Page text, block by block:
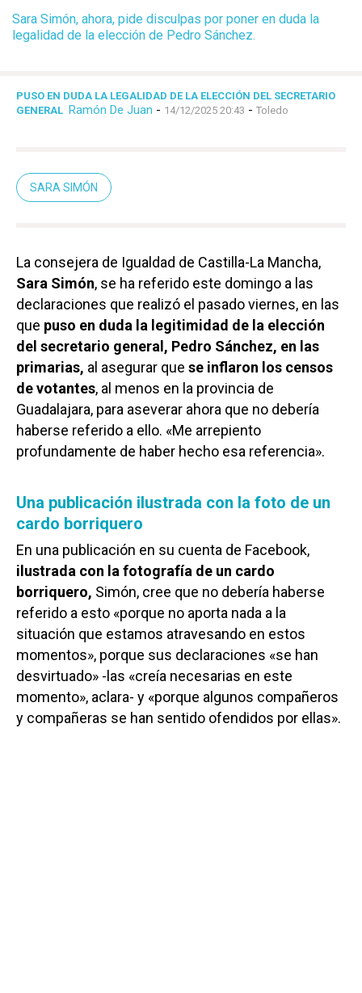
Sara Simón, ahora, pide disculpas por poner en duda la
legalidad de la elección de Pedro Sánchez.
PUSO EN DUDA LA LEGALIDAD DE LA ELECCIÓN DEL SECRETARIO
GENERAL Ramón De Juan - 14/12/2025 20:43 - Toledo
SARA SIMÓN
La consejera de Igualdad de Castilla-La Mancha,
Sara Simón, se ha referido este domingo a las
declaraciones que realizó el pasado viernes, en las
que puso en duda la legitimidad de la elección
del secretario general, Pedro Sánchez, en las
primarias, al asegurar que se inflaron los censos
de votantes, al menos en la provincia de
Guadalajara, para aseverar ahora que no debería
haberse referido a ello. «Me arrepiento
profundamente de haber hecho esa referencia».
Una publicación ilustrada con la foto de un
cardo borriquero
En una publicación en su cuenta de Facebook,
ilustrada con la fotografía de un cardo
borriquero, Simón, cree que no debería haberse
referido a esto «porque no aporta nada a la
situación que estamos atravesando en estos
momentos», porque sus declaraciones «se han
desvirtuado» -las «creía necesarias en este
momento», aclara- y «porque algunos compañeros
y compañeras se han sentido ofendidos por ellas».